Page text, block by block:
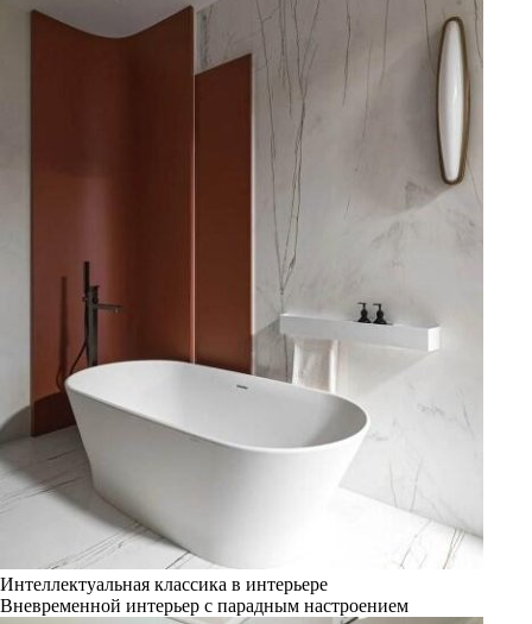
Интеллектуальная классика в интерьере
Вневременной интерьер с парадным настроением